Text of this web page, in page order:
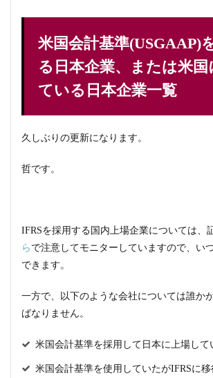
米国会計基準(USGAAP)
る日本企業、または米国
ている日本企業一覧
久しぶりの更新になります。
哲です。
IFRSを採用する国内上場企業については、
ら で注意してモニターしていますので、い
できます。
一方で、以下のような会社については誰か
ばなりません。
米国会計基準を採用して日本に上場して
米国会計基準を使用していたがIFRSに